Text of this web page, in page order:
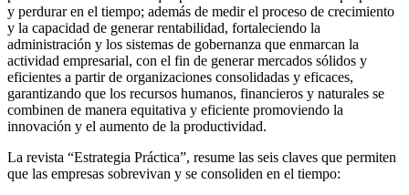
y perdurar en el tiempo; además de medir el proceso de crecimiento
y la capacidad de generar rentabilidad, fortaleciendo la
administración y los sistemas de gobernanza que enmarcan la
actividad empresarial, con el fin de generar mercados sólidos y
eficientes a partir de organizaciones consolidadas y eficaces,
garantizando que los recursos humanos, financieros y naturales se
combinen de manera equitativa y eficiente promoviendo la
innovación y el aumento de la productividad.
La revista “Estrategia Práctica”, resume las seis claves que permiten
que las empresas sobrevivan y se consoliden en el tiempo: